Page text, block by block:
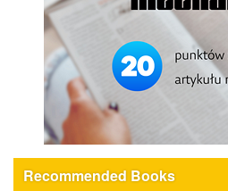
Recommended Books